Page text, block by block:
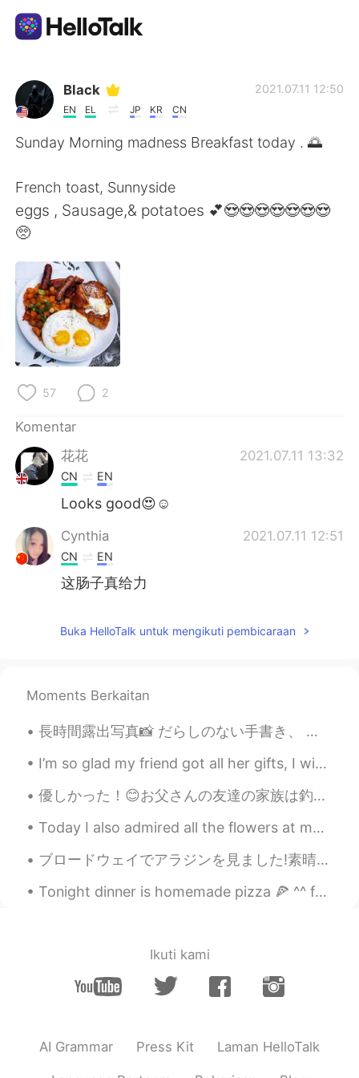
Aplikasi Pertukaran Bahasa
AI Grammar Checker
繁體中文
العربية
Deutsch
ไทย
Türkçe
Português
Black
EN EL JP KR CN
2021.07.11 12:50
Sunday Morning madness Breakfast today . 🌅
French toast, Sunnyside
eggs , Sausage,& potatoes 💕😍😍😍😍😍😍😍
🥺
57 2
Komentar
花花
2021.07.11 13:32
CN EN
Looks good😍☺
Cynthia 2021.07.11 12:51
CN EN
这肠子真给力
Buka HelloTalk untuk mengikuti pembicaraan
Moments Berkaitan
長時間露出写真📸 だらしのない手書き、 ハート、 スター、 と巨人。 Long exposure photography📸 Messy handwriting, Hearts, Stars,...
I’m so glad my friend got all her gifts, I wish this virus was gone so I can visit her!!! I’m so...
優しかった！😊お父さんの友達の家族は釣りした。🎣でも魚のアレルギーがるから、僕に二匹をもらった。これは鱒だ。レインボートラウトと言う。スジコみたいなのはあった。 金曜日はフィッシュフライデーだ...
Today I also admired all the flowers at my brother's house. His front porch is hidden behind all...
ブロードウェイでアラジンを見ました!素晴らしいショーでした!また、ジーニーはすぐにディズニーの世界に来ます!私は彼に会おうとします! 🤩 I saw Aladdin on Broadway! ...
Tonight dinner is homemade pizza 🍕 ^^ fresh dough from scratch! Half vegetarian 🌱and half meat 🍖 ...
Ikuti kami
AI Grammar Press Kit Laman HelloTalk